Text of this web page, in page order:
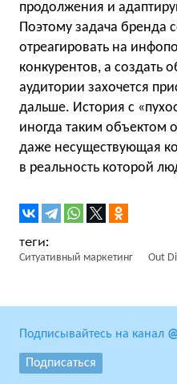
продолжения и
Поэтому задача бренда
отреагировать на
конкурентов, а создать
аудитории захочется
дальше. История с
иногда таким объектом
даже несуществующая
в реальность которой
Ситуативный маркетинг Out
Подписывайтесь на канал
Подписаться